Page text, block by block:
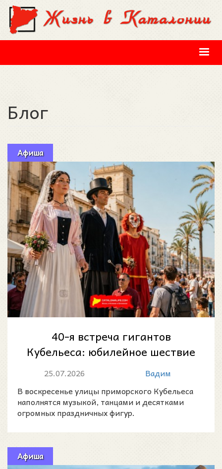
Перейти к основному содержанию
Блог
Афиша
40-я встреча гигантов
Кубельеса: юбилейное шествие
каталонских великанов 26
июля 2026 года
25.07.2026
Вадим
В воскресенье улицы приморского Кубельеса
наполнятся музыкой, танцами и десятками
огромных праздничных фигур.
Афиша